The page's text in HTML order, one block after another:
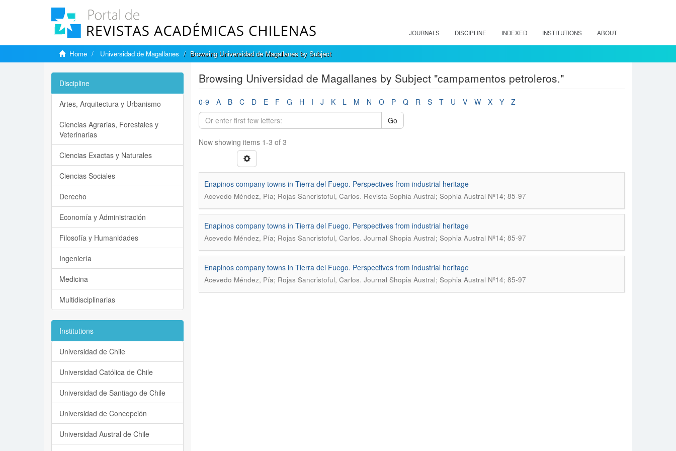
JOURNALS DISCIPLINE INDEXED INSTITUTIONS ABOUT
Home Universidad de Magallanes Browsing Universidad de Magallanes by Subject
Browsing Universidad de Magallanes by Subject "campamentos petroleros."
0-9 A B C D E F G H I J K L M N O P Q R S T U V W X Y
Z
Go
Now showing items 1-3 of 3
Enapinos company towns in Tierra del Fuego. Perspectives from industrial heritage
Acevedo Méndez, Pía; Rojas Sancristoful, Carlos. Revista Sophia Austral; Sophia Austral Nº14; 85-97
Enapinos company towns in Tierra del Fuego. Perspectives from industrial heritage
Acevedo Méndez, Pía; Rojas Sancristoful, Carlos. Journal Shopia Austral; Sophia Austral Nº14; 85-97
Enapinos company towns in Tierra del Fuego. Perspectives from industrial heritage
Acevedo Méndez, Pía; Rojas Sancristoful, Carlos. Journal Shopia Austral; Sophia Austral Nº14; 85-97
Discipline
Artes, Arquitectura y Urbanismo
Ciencias Agrarias, Forestales y
Veterinarias
Ciencias Exactas y Naturales
Ciencias Sociales
Derecho
Economía y Administración
Filosofía y Humanidades
Ingeniería
Medicina
Multidisciplinarias
Institutions
Universidad de Chile
Universidad Católica de Chile
Universidad de Santiago de Chile
Universidad de Concepción
Universidad Austral de Chile